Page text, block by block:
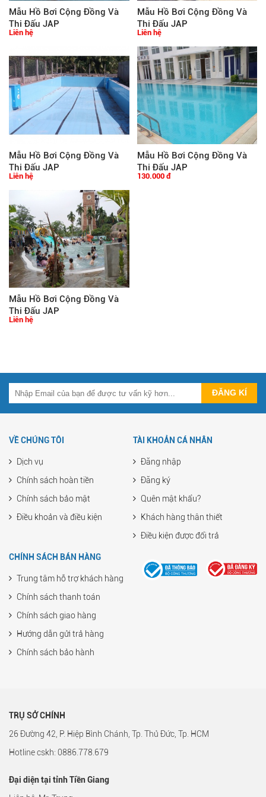
Mẫu Hồ Bơi Cộng Đồng Và
Thi Đấu JAP
Liên hệ
Mẫu Hồ Bơi Cộng Đồng Và
Thi Đấu JAP
Liên hệ
Mẫu Hồ Bơi Cộng Đồng Và
Thi Đấu JAP
Liên hệ
Mẫu Hồ Bơi Cộng Đồng Và
Thi Đấu JAP
130.000 đ
Mẫu Hồ Bơi Cộng Đồng Và
Thi Đấu JAP
Liên hệ
VỀ CHÚNG TÔI
Dịch vụ
Chính sách hoàn tiền
Chính sách bảo mật
Điều khoản và điều kiện
TÀI KHOẢN CÁ NHÂN
Đăng nhập
Đăng ký
Quên mật khẩu?
Khách hàng thân thiết
Điều kiện được đổi trả
CHÍNH SÁCH BÁN HÀNG
Trung tâm hỗ trợ khách hàng
Chính sách thanh toán
Chính sách giao hàng
Hướng dẫn gửi trả hàng
Chính sách bảo hành
TRỤ SỞ CHÍNH
26 Đường 42, P. Hiệp Bình Chánh, Tp. Thủ Đức, Tp. HCM
Hotline cskh: 0886.778.679
Đại diện tại tỉnh Tiền Giang